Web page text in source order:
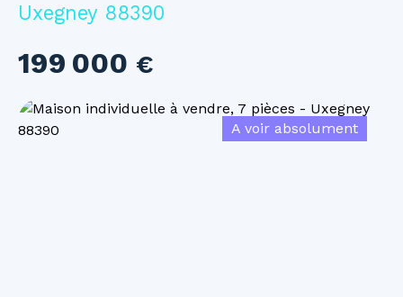
Uxegney 88390
199 000 €
A voir absolument